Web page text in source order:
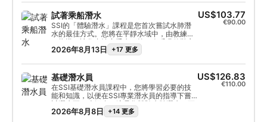
再次潛水。無限的潛水探險之旅正等著您，而這
門課程正是您開啟潛水之旅的起點。立即行動！
試著乘船潛水
SSI的「體驗潛水」課程是您首次嘗試水肺潛
水的最佳方式。您將在平靜水域中，由教練全
程指導，讓您盡情享受水下第一次呼吸的難忘
體驗，感受潛水的魅力。完成這門短期課程
您一定會渴望再次潛水。無限的潛水探險之旅
正等著您，而這門課程正是您開啟潛水之旅的
起點。立即行動！
2026年8月13日 +17 更多
US$103.77
€90.00
基礎潛水員
在SSI基礎潛水員課程中，您將學習必要的技
能和知識，以便在SSI專業潛水員的指導下嘗
試潛水至12米深處。這是您體驗水肺潛水，更
深入探索水下世界的絕佳途徑。基礎潛水員課
2026年8月8日 +14 更多
US$126.83
€110.00